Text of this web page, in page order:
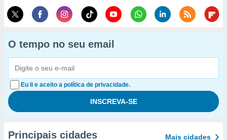
O tempo no seu email
Eu li e aceito a política de privacidade.
Principais cidades Mais cidades